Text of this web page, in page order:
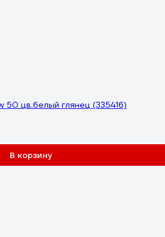
цв.белый глянец (335416)
В корзину